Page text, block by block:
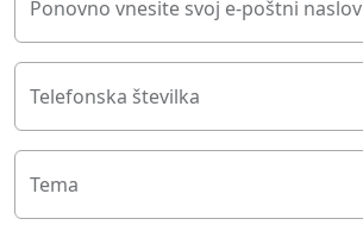
Ponovno vnesite svoj e-poštni naslov
Telefonska številka
Tema